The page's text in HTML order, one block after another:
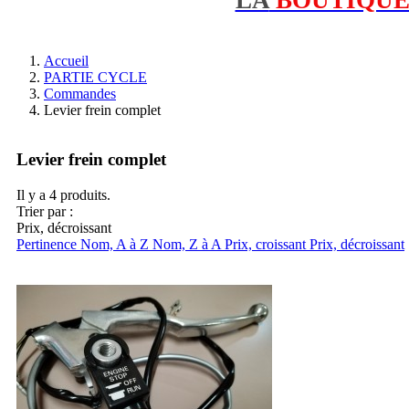
Accueil
PARTIE CYCLE
Commandes
Levier frein complet
Levier frein complet
Il y a 4 produits.
Trier par :
Prix, décroissant
Pertinence Nom, A à Z Nom, Z à A Prix, croissant Prix, décroissant